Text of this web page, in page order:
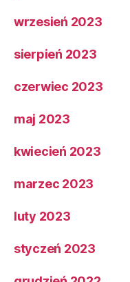
wrzesień 2023
sierpień 2023
czerwiec 2023
maj 2023
kwiecień 2023
marzec 2023
luty 2023
styczeń 2023